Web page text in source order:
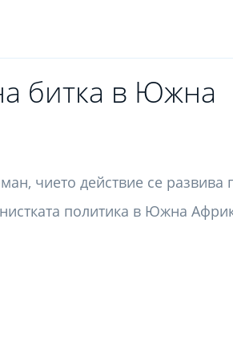
битка в Южна
чието действие се развива
политика в Южна